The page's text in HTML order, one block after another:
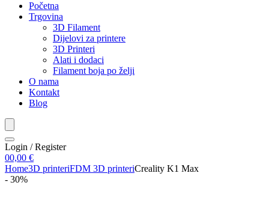
Početna
Trgovina
3D Filament
Dijelovi za printere
3D Printeri
Alati i dodaci
Filament boja po želji
O nama
Kontakt
Blog
Login / Register
00,00 €
Home3D printeriFDM 3D printeriCreality K1 Max
- 30%